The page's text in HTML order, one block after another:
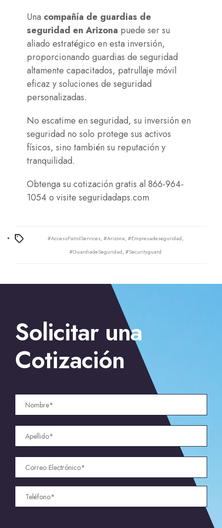
Una compañía de guardias de
seguridad en Arizona puede ser su
aliado estratégico en esta inversión,
proporcionando guardias de seguridad
altamente capacitados, patrullaje móvil
eficaz y soluciones de seguridad
personalizadas.
No escatime en seguridad, su inversión en
seguridad no solo protege sus activos
físicos, sino también su reputación y
tranquilidad.
Obtenga su cotización gratis al 866-964-
1054 o visite seguridadaps.com
Tags
#AccessPatrolServices,#Arizona,#Empresadeseguridad,
#GuardiadeSeguridad,#Securityguard
Empresa de seguridad para bodas en Houston
Empresa de seguridad para eventos en Palm Springs
Solicitar una
Cotización